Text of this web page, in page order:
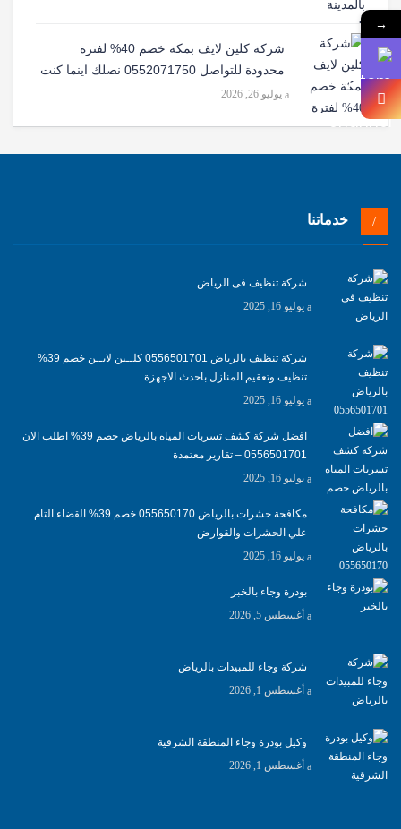
شركة كلين لايف بمكة خصم 40% لفترة
محدودة للتواصل 0552071750 نصلك اينما كنت
يوليو 26, 2026
خدماتنا
شركة تنظيف فى الرياض
يوليو 16, 2025
شركة تنظيف بالرياض 0556501701 كلــين لايــن خصم 39%
تنظيف وتعقيم المنازل باحدث الاجهزة
يوليو 16, 2025
افضل شركة كشف تسربات المياه بالرياض خصم 39% اطلب الان
0556501701‬‏ – تقارير معتمدة
يوليو 16, 2025
مكافحة حشرات بالرياض 055650170 خصم 39% القضاء التام
علي الحشرات والقوارض
يوليو 16, 2025
بودرة وجاء بالخبر
أغسطس 5, 2026
شركة وجاء للمبيدات بالرياض
أغسطس 1, 2026
وكيل بودرة وجاء المنطقة الشرقية
أغسطس 1, 2026
→